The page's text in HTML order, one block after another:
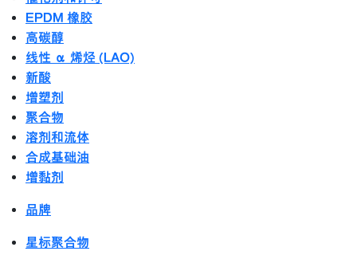
EPDM 橡胶
高碳醇
线性 α 烯烃 (LAO)
新酸
增塑剂
聚合物
溶剂和流体
合成基础油
增黏剂
品牌
星标聚合物